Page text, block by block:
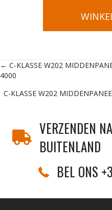
Posts
navigation
← C-KLASSE W202
4000
C-KLASSE W202
VERZENDEN
BUITENLAND
BEL ONS